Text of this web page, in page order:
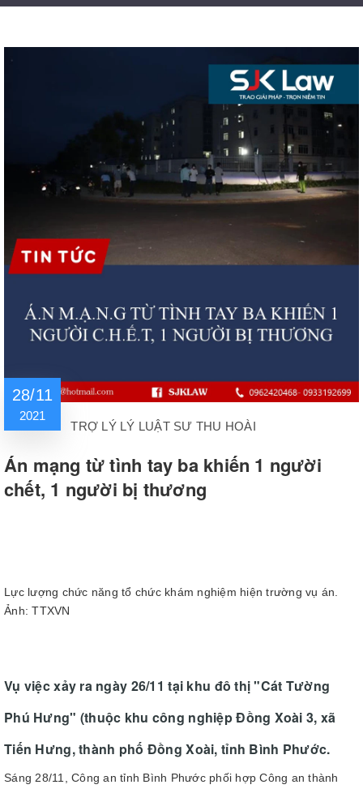
28/11
2021
TRỢ LÝ LÝ LUẬT SƯ THU HOÀI
Án mạng từ tình tay ba khiến 1 người
chết, 1 người bị thương
Lực lượng chức năng tổ chức khám nghiệm hiện trường vụ án.
Ảnh: TTXVN
Vụ việc xảy ra ngày 26/11 tại khu đô thị "Cát Tường
Phú Hưng" (thuộc khu công nghiệp Đồng Xoài 3, xã
Tiến Hưng, thành phố Đồng Xoài, tỉnh Bình Phước.
Sáng 28/11, Công an tỉnh Bình Phước phối hợp Công an thành